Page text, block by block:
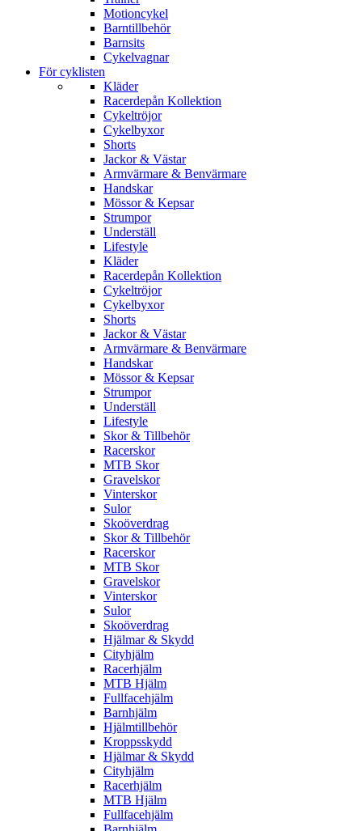
Motioncykel
Barntillbehör
Barnsits
Cykelvagnar
För cyklisten
Kläder
Racerdepån Kollektion
Cykeltröjor
Cykelbyxor
Shorts
Jackor & Västar
Armvärmare & Benvärmare
Handskar
Mössor & Kepsar
Strumpor
Underställ
Lifestyle
Kläder
Racerdepån Kollektion
Cykeltröjor
Cykelbyxor
Shorts
Jackor & Västar
Armvärmare & Benvärmare
Handskar
Mössor & Kepsar
Strumpor
Underställ
Lifestyle
Skor & Tillbehör
Racerskor
MTB Skor
Gravelskor
Vinterskor
Sulor
Skoöverdrag
Skor & Tillbehör
Racerskor
MTB Skor
Gravelskor
Vinterskor
Sulor
Skoöverdrag
Hjälmar & Skydd
Cityhjälm
Racerhjälm
MTB Hjälm
Fullfacehjälm
Barnhjälm
Hjälmtillbehör
Kroppsskydd
Hjälmar & Skydd
Cityhjälm
Racerhjälm
MTB Hjälm
Fullfacehjälm